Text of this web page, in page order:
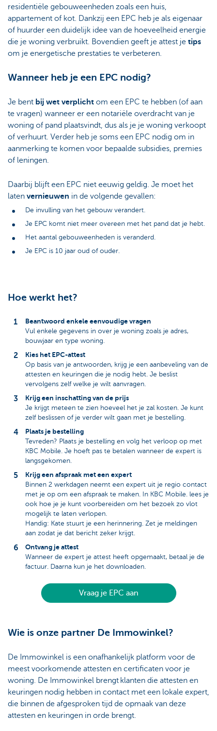
residentiële gebouweenheden zoals een huis,
appartement of kot. Dankzij een EPC heb je als eigenaar
of huurder een duidelijk idee van de hoeveelheid energie
die je woning verbruikt. Bovendien geeft je attest je tips
om je energetische prestaties te verbeteren.
Wanneer heb je een EPC nodig?
Je bent bij wet verplicht om een EPC te hebben (of aan
te vragen) wanneer er een notariële overdracht van je
woning of pand plaatsvindt, dus als je je woning verkoopt
of verhuurt. Verder heb je soms een EPC nodig om in
aanmerking te komen voor bepaalde subsidies, premies
of leningen.
Daarbij blijft een EPC niet eeuwig geldig. Je moet het
laten vernieuwen in de volgende gevallen:
De invulling van het gebouw verandert.
Je EPC komt niet meer overeen met het pand dat je hebt.
Het aantal gebouweenheden is veranderd.
Je EPC is 10 jaar oud of ouder.
Hoe werkt het?
Beantwoord enkele eenvoudige vragen
Vul enkele gegevens in over je woning zoals je adres,
bouwjaar en type woning.
Kies het EPC-attest
Op basis van je antwoorden, krijg je een aanbeveling van de
attesten en keuringen die je nodig hebt. Je beslist
vervolgens zelf welke je wilt aanvragen.
Krijg een inschatting van de prijs
Je krijgt meteen te zien hoeveel het je zal kosten. Je kunt
zelf beslissen of je verder wilt gaan met je bestelling.
Plaats je bestelling
Tevreden? Plaats je bestelling en volg het verloop op met
KBC Mobile. Je hoeft pas te betalen wanneer de expert is
langsgekomen.
Krijg een afspraak met een expert
Binnen 2 werkdagen neemt een expert uit je regio contact
met je op om een afspraak te maken. In KBC Mobile. lees je
ook hoe je je kunt voorbereiden om het bezoek zo vlot
mogelijk te laten verlopen.
Handig: Kate stuurt je een herinnering. Zet je meldingen
aan zodat je dat bericht zeker krijgt.
Ontvang je attest
Wanneer de expert je attest heeft opgemaakt, betaal je de
factuur. Daarna kun je het downloaden.
Vraag je EPC aan
Wie is onze partner De Immowinkel?
De Immowinkel is een onafhankelijk platform voor de
meest voorkomende attesten en certificaten voor je
woning. De Immowinkel brengt klanten die attesten en
keuringen nodig hebben in contact met een lokale expert,
die binnen de afgesproken tijd de opmaak van deze
attesten en keuringen in orde brengt.